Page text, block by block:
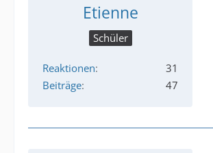
Etienne
Schüler
Reaktionen
31
Beiträge
47